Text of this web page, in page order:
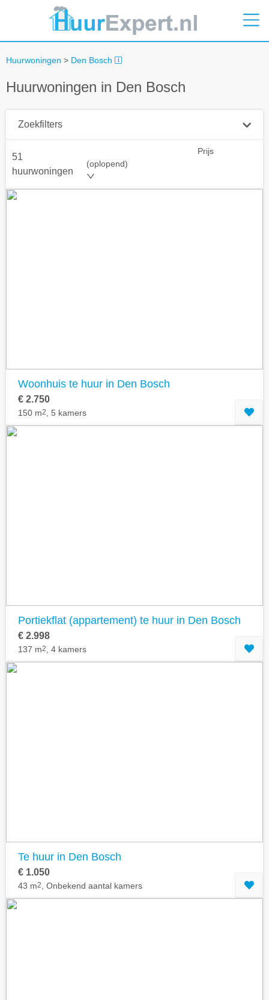
Huurwoningen > Den Bosch
Huurwoningen in Den Bosch
Zoekfilters
+ 0 km
51
huurwoningen
Prijs
(oplopend)
Woonhuis te huur in Den Bosch
€ 2.750
150 m2 , 5 kamers
Portiekflat (appartement) te huur in Den Bosch
€ 2.998
137 m2 , 4 kamers
Te huur in Den Bosch
€ 1.050
43 m2 , Onbekend aantal kamers